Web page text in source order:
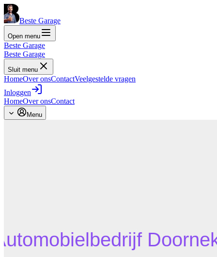
Beste Garage
Open menu
Beste Garage
Beste Garage
Sluit menu
HomeOver onsContactVeelgestelde vragen
Inloggen
HomeOver onsContact
Menu